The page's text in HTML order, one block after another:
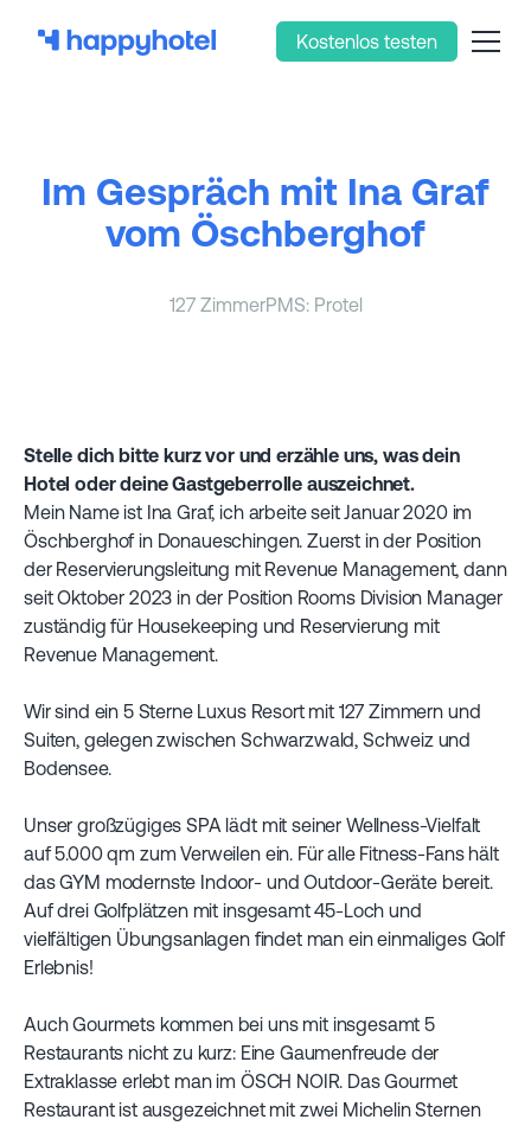
Kostenlos testen
Im Gespräch mit Ina Graf
vom Öschberghof
127 ZimmerPMS: Protel
Stelle dich bitte kurz vor und erzähle uns, was dein
Hotel oder deine Gastgeberrolle auszeichnet.
Mein Name ist Ina Graf, ich arbeite seit Januar 2020 im
Öschberghof in Donaueschingen. Zuerst in der Position
der Reservierungsleitung mit Revenue Management, dann
seit Oktober 2023 in der Position Rooms Division Manager
zuständig für Housekeeping und Reservierung mit
Revenue Management.
Wir sind ein 5 Sterne Luxus Resort mit 127 Zimmern und
Suiten, gelegen zwischen Schwarzwald, Schweiz und
Bodensee.
Unser großzügiges SPA lädt mit seiner Wellness-Vielfalt
auf 5.000 qm zum Verweilen ein. Für alle Fitness-Fans hält
das GYM modernste Indoor- und Outdoor-Geräte bereit.
Auf drei Golfplätzen mit insgesamt 45-Loch und
vielfältigen Übungsanlagen findet man ein einmaliges Golf
Erlebnis!
Auch Gourmets kommen bei uns mit insgesamt 5
Restaurants nicht zu kurz: Eine Gaumenfreude der
Extraklasse erlebt man im ÖSCH NOIR. Das Gourmet
Restaurant ist ausgezeichnet mit zwei Michelin Sternen